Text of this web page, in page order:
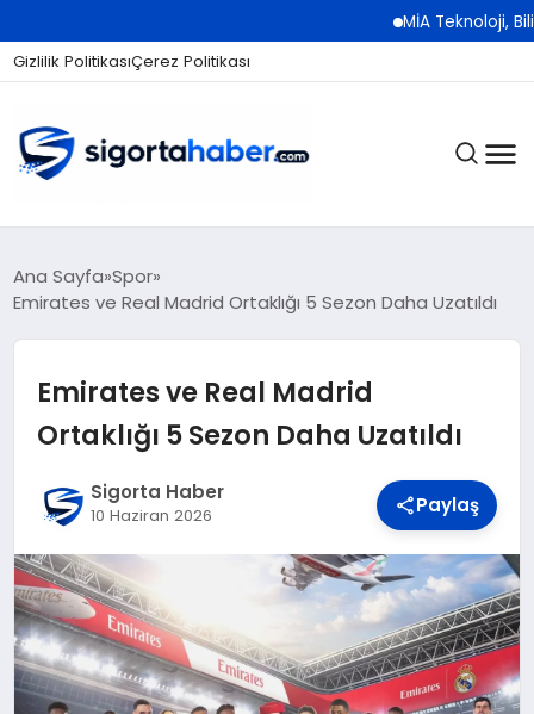
MİA Teknoloji, Bilişim
Gizlilik PolitikasıÇerez Politikası
SIGORTA
EKONOMI
BILIM VE TEKNOLOJI
Ana Sayfa Spor
Emirates ve Real Madrid Ortaklığı 5 Sezon Daha Uzatıldı
Emirates ve Real Madrid
Ortaklığı 5 Sezon Daha Uzatıldı
Sigorta Haber
10 Haziran 2026 Paylaş